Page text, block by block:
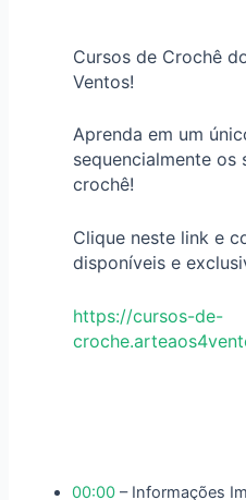
Cursos de Crochê
Ventos!
Aprenda em um
sequencialmente
crochê!
Clique neste link e
disponíveis e
https://cursos-de-
00:00 – Informações